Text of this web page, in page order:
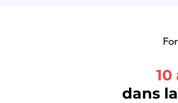
dans